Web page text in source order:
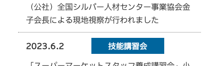
（公社）全国シルバー人材センター事業協会金
子会長による現地視察が行われました
2023.6.2 技能講習会